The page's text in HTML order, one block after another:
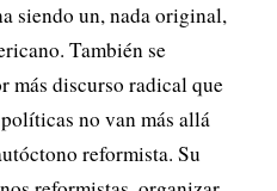
siendo un, nada original,
También se
más discurso radical que
no van más allá
reformista. Su